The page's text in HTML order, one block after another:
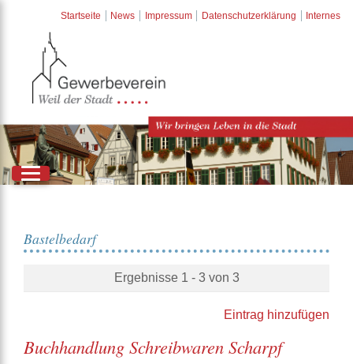
Startseite News Impressum Datenschutzerklärung Internes
Bastelbedarf
Ergebnisse 1 - 3 von 3
Eintrag hinzufügen
Buchhandlung Schreibwaren Scharpf